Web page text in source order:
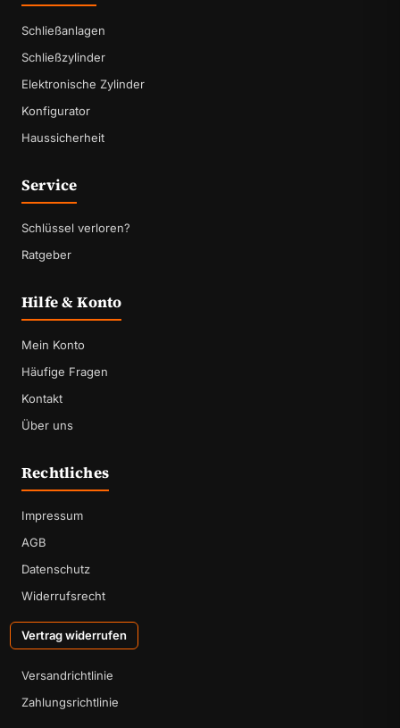
Schließanlagen
Schließzylinder
Elektronische Zylinder
Konfigurator
Haussicherheit
Service
Schlüssel verloren?
Ratgeber
Hilfe & Konto
Mein Konto
Häufige Fragen
Kontakt
Über uns
Rechtliches
Impressum
AGB
Datenschutz
Widerrufsrecht
Vertrag widerrufen
Versandrichtlinie
Zahlungsrichtlinie